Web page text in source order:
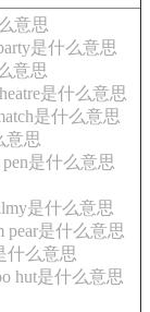
意思
是什么意思
意思
是什么意思
是什么意思
意思
是什么意思
是什么意思
pear是什么意思
什么意思
hut是什么意思